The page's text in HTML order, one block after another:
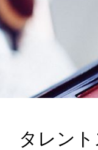
タレン